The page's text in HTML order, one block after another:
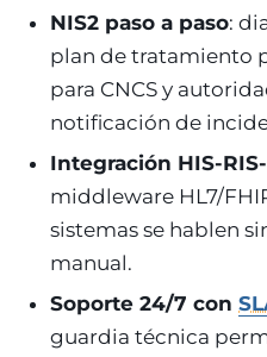
NIS2 paso a paso:
plan de tratamiento
para CNCS y
notificación de
Integración HIS-
middleware HL7/
sistemas se hablen
manual.
Soporte 24/7 con
guardia técnica